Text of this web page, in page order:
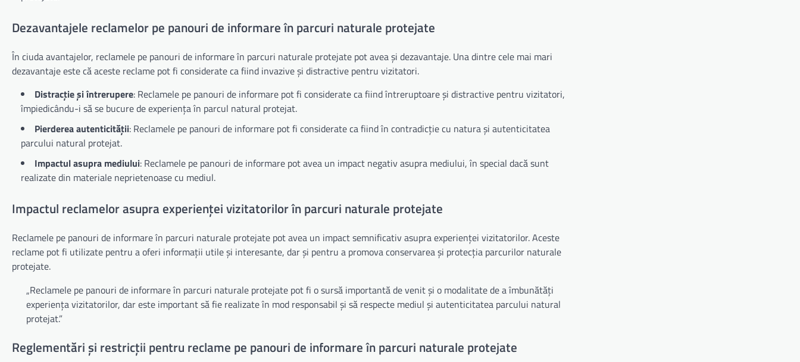
Dezavantajele reclamelor pe panouri de informare în parcuri naturale protejate
În ciuda avantajelor, reclamele pe panouri de informare în parcuri naturale protejate pot avea și dezavantaje. Una dintre cele mai mari
dezavantaje este că aceste reclame pot fi considerate ca fiind invazive și distractive pentru vizitatori.
Distracție și întrerupere: Reclamele pe panouri de informare pot fi considerate ca fiind întreruptoare și distractive pentru vizitatori,
împiedicându-i să se bucure de experiența în parcul natural protejat.
Pierderea autenticității: Reclamele pe panouri de informare pot fi considerate ca fiind în contradicție cu natura și autenticitatea
parcului natural protejat.
Impactul asupra mediului: Reclamele pe panouri de informare pot avea un impact negativ asupra mediului, în special dacă sunt
realizate din materiale neprietenoase cu mediul.
Impactul reclamelor asupra experienței vizitatorilor în parcuri naturale protejate
Reclamele pe panouri de informare în parcuri naturale protejate pot avea un impact semnificativ asupra experienței vizitatorilor. Aceste
reclame pot fi utilizate pentru a oferi informații utile și interesante, dar și pentru a promova conservarea și protecția parcurilor naturale
protejate.
„Reclamele pe panouri de informare în parcuri naturale protejate pot fi o sursă importantă de venit și o modalitate de a îmbunătăți
experiența vizitatorilor, dar este important să fie realizate în mod responsabil și să respecte mediul și autenticitatea parcului natural
protejat.”
Reglementări și restricții pentru reclame pe panouri de informare în parcuri naturale protejate